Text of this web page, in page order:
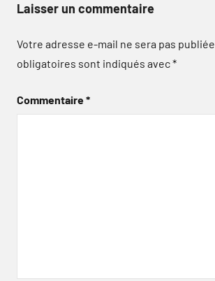
Laisser un commentaire
Votre adresse e-mail ne sera pas publiée.
obligatoires sont indiqués avec*
Commentaire*